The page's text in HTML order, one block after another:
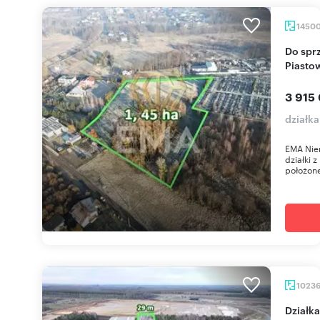
Do sprzedania działka inwestycyjna 1,45 ha przy
3 915
EMA
działki